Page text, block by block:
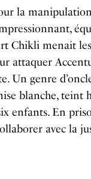
la
Chikli menait
attaquer
Un genre
blanche, teint
enfants. En
avec la